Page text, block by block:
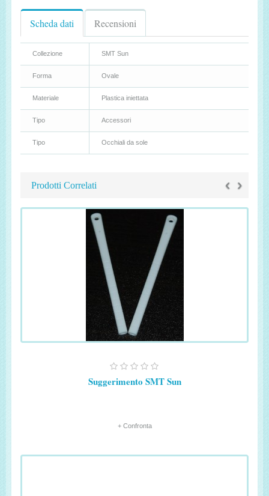
Scheda dati Recensioni
Collezione SMT Sun
Forma Ovale
Materiale Plastica iniettata
Tipo Accessori
Tipo Occhiali da sole
Prodotti Correlati ‹ ›
Suggerimento SMT Sun
+ Confronta